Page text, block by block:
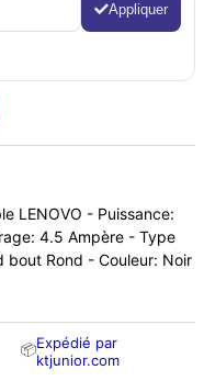
Appliquer
LENOVO - Puissance:
4.5 Ampère - Type
bout Rond - Couleur: Noir
📦Expédié par
ktjunior.com